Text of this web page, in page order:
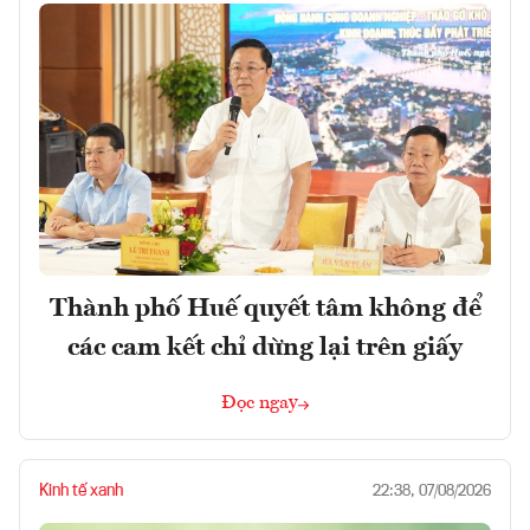
Thành phố Huế quyết tâm không để
các cam kết chỉ dừng lại trên giấy
Đọc ngay
Kinh tế xanh 22:38, 07/08/2026